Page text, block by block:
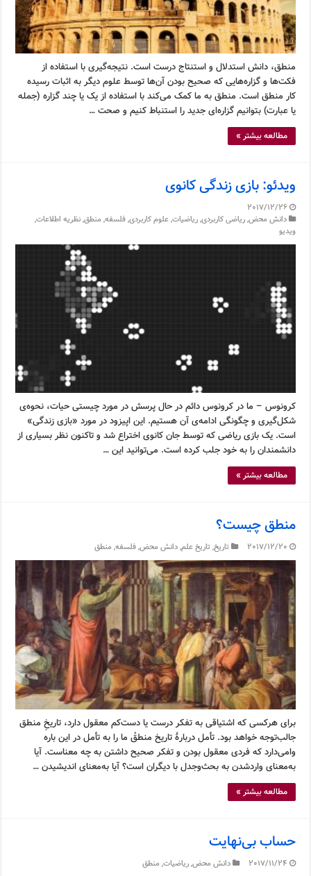
منطق، دانش استدلال و استنتاج درست است. نتیجه‌گیری با استفاده از
فکت‌ها و گزاره‌هایی که صحیح بودن آن‌ها توسط علوم دیگر به اثبات رسیده
کار منطق است. منطق به ما کمک می‌کند با استفاده از یک یا چند گزاره (جمله
یا عبارت) بتوانیم گزاره‌ای جدید را استنباط کنیم و صحت …
مطالعه بیشتر »
ویدئو: بازی زندگی کانوی
2017/12/26
دانش محض,ریاضی کاربردی,ریاضیات,علوم کاربردی,فلسفه, منطق,نظریه اطلاعات,
ویدیو
کرونوس – ما در کرونوس دائم در حال پرسش در مورد چیستی حیات، نحوه‌ی
شکل‌گیری و چگونگی ادامه‌ی آن هستیم. این اپیزود در مورد «بازی زندگی»
است. یک بازی ریاضی که توسط جان کانوی اختراع شد و تاکنون نظر بسیاری از
دانشمندان را به خود جلب کرده است. می‌توانید این …
مطالعه بیشتر »
منطق چیست؟
2017/12/20 تاریخ, تاریخ علم,دانش محض,فلسفه, منطق
برای هرکسی که اشتیاقی به تفکر درست یا دست‌کم معقول دارد، تاریخِ منطق
جالب‌توجه خواهد بود. تأمل دربارۀ تاریخ منطقْ ما را به تأمل در این باره
وامی‌دارد که فردی معقول بودن و تفکر صحیح داشتن به چه معناست. آیا
به‌معنای وارد‌شدن به بحث‌وجدل با دیگران است؟ آیا به‌معنای اندیشیدن …
مطالعه بیشتر »
حساب بی‌نهایت
2017/11/24 دانش محض,ریاضیات, منطق